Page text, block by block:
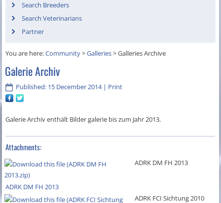
Search Breeders
Search Veterinarians
Partner
You are here:Community>Galleries>Galleries Archive
Galerie Archiv
Published: 15 December 2014| Print
Galerie Archiv enthält Bilder galerie bis zum Jahr 2013.
Attachments:
ADRK DM FH 2013
ADRK DM FH 2013
ADRK FCI Sichtung 2010